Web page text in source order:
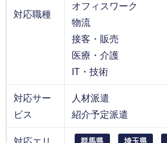
対応職種
オフィスワーク
物流
接客・販売
医療・介護
IT・技術
対応サー
ビス
人材派遣
紹介予定派遣
対応エリ
群馬県 埼玉県